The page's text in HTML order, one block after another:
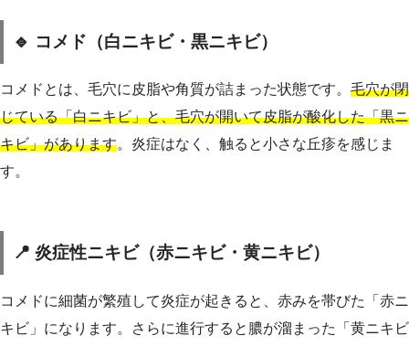
🔹 コメド（白ニキビ・黒ニキビ）
コメドとは、毛穴に皮脂や角質が詰まった状態です。 毛穴が閉
じている「白ニキビ」と、毛穴が開いて皮脂が酸化した「黒ニ
キビ」があります。炎症はなく、触ると小さな丘疹を感じま
す。
📍 炎症性ニキビ（赤ニキビ・黄ニキビ）
コメドに細菌が繁殖して炎症が起きると、赤みを帯びた「赤ニ
キビ」になります。さらに進行すると膿が溜まった「黄ニキビ